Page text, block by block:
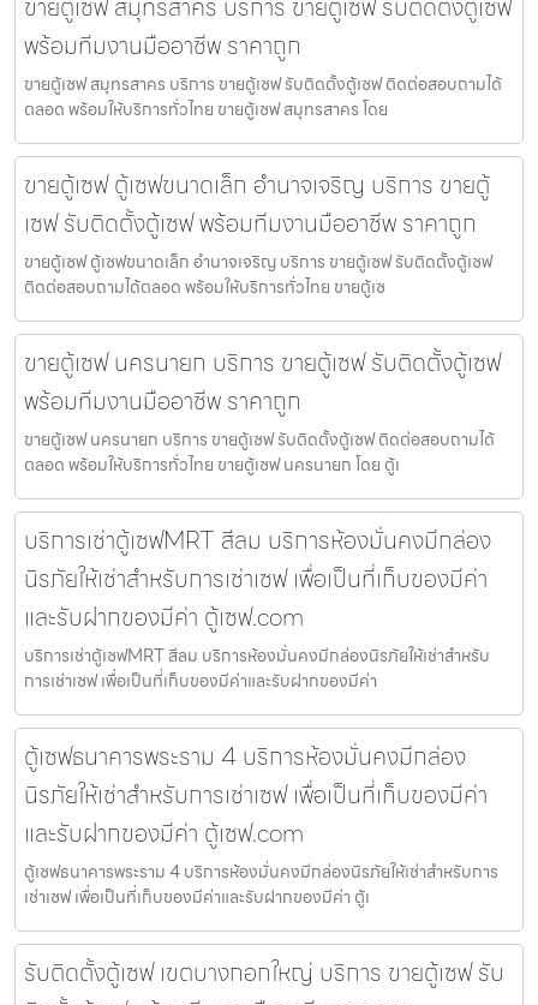
ขายตู้เซฟ สมุทรสาคร บริการ ขายตู้เซฟ รับติดตั้งตู้เซฟ
พร้อมทีมงานมืออาชีพ ราคาถูก
ขายตู้เซฟ สมุทรสาคร บริการ ขายตู้เซฟ รับติดตั้งตู้เซฟ ติดต่อสอบถามได้
ตลอด พร้อมให้บริการทั่วไทย ขายตู้เซฟ สมุทรสาคร โดย
ขายตู้เซฟ ตู้เซฟขนาดเล็ก อำนาจเจริญ บริการ ขายตู้
เซฟ รับติดตั้งตู้เซฟ พร้อมทีมงานมืออาชีพ ราคาถูก
ขายตู้เซฟ ตู้เซฟขนาดเล็ก อำนาจเจริญ บริการ ขายตู้เซฟ รับติดตั้งตู้เซฟ
ติดต่อสอบถามได้ตลอด พร้อมให้บริการทั่วไทย ขายตู้เซ
ขายตู้เซฟ นครนายก บริการ ขายตู้เซฟ รับติดตั้งตู้เซฟ
พร้อมทีมงานมืออาชีพ ราคาถูก
ขายตู้เซฟ นครนายก บริการ ขายตู้เซฟ รับติดตั้งตู้เซฟ ติดต่อสอบถามได้
ตลอด พร้อมให้บริการทั่วไทย ขายตู้เซฟ นครนายก โดย ตู้เ
บริการเช่าตู้เซฟMRT สีลม บริการห้องมั่นคงมีกล่อง
นิรภัยให้เช่าสำหรับการเช่าเซฟ เพื่อเป็นที่เก็บของมีค่า
และรับฝากของมีค่า ตู้เซฟ.com
บริการเช่าตู้เซฟMRT สีลม บริการห้องมั่นคงมีกล่องนิรภัยให้เช่าสำหรับ
การเช่าเซฟ เพื่อเป็นที่เก็บของมีค่าและรับฝากของมีค่า
ตู้เซฟธนาคารพระราม 4 บริการห้องมั่นคงมีกล่อง
นิรภัยให้เช่าสำหรับการเช่าเซฟ เพื่อเป็นที่เก็บของมีค่า
และรับฝากของมีค่า ตู้เซฟ.com
ตู้เซฟธนาคารพระราม 4 บริการห้องมั่นคงมีกล่องนิรภัยให้เช่าสำหรับการ
เช่าเซฟ เพื่อเป็นที่เก็บของมีค่าและรับฝากของมีค่า ตู้เ
รับติดตั้งตู้เซฟ เขตบางกอกใหญ่ บริการ ขายตู้เซฟ รับ